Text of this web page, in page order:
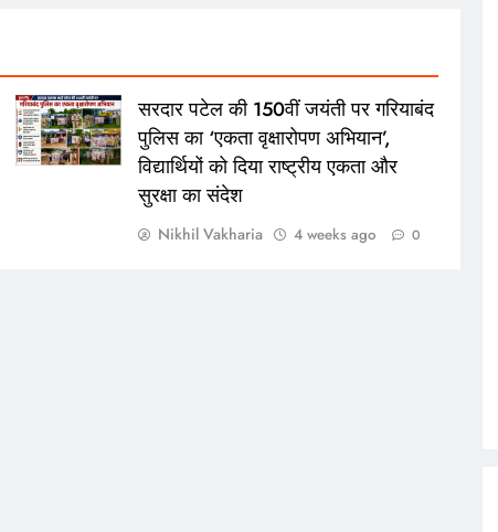
सरदार पटेल की 150वीं जयंती पर गरियाबंद
पुलिस का ‘एकता वृक्षारोपण अभियान’,
विद्यार्थियों को दिया राष्ट्रीय एकता और
सुरक्षा का संदेश
Nikhil Vakharia 4 weeks ago 0